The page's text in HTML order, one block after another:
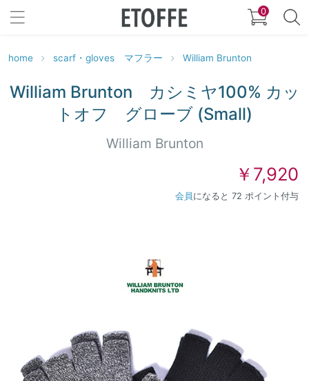
0
home scarf・gloves マフラー William Brunton
William Brunton カシミヤ100% カッ
トオフ グローブ (Small)
William Brunton
￥7,920
会員 になると 72 ポイント付与